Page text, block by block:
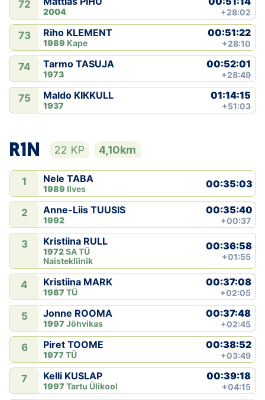
72
2004 +28:02
73 Riho KLEMENT
1989 Kape
00:51:22
+28:10
74 Tarmo TASUJA
1973
00:52:01
+28:49
75 Maldo KIKKULL
1937
01:14:15
+51:03
R1N 22 KP 4,10km
1 Nele TABA
1989 Ilves 00:35:03
2 Anne-Liis TUUSIS
1992
00:35:40
+00:37
3 Kristiina RULL
1972SA TÜ
Naistekliinik
00:36:58
+01:55
4 Kristiina MARK
1987 TÜ
00:37:08
+02:05
5 Jonne ROOMA
1997 Jõhvikas
00:37:48
+02:45
6 Piret TOOME
1977 TÜ
00:38:52
+03:49
7 Kelli KUSLAP
1997 Tartu Ülikool
00:39:18
+04:15